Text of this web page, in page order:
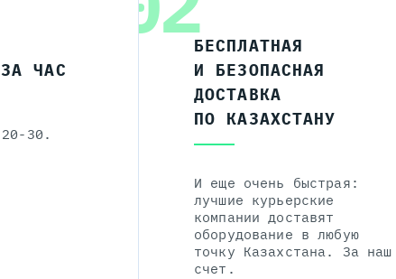
ЧАС
30.
БЕСПЛАТНАЯ
И БЕЗОПАСНАЯ
ДОСТАВКА
ПО КАЗАХСТАНУ
И еще очень быстрая:
лучшие курьерские
компании доставят
оборудование в любую
точку Казахстана. За наш
счет.